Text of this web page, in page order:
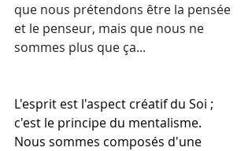
que nous prétendons être la pensée
et le penseur, mais que nous ne
sommes plus que ça...
L'esprit est l'aspect créatif du Soi ;
c'est le principe du mentalisme.
Nous sommes composés d'une